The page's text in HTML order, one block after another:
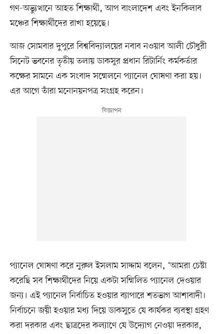
গণ-অভ্যুত্থানে আহত শিক্ষার্থী, আপ বাংলাদেশ এবং ইনকিলাব
মঞ্চের শিক্ষার্থীদের রাখা হয়েছে।
আজ সোমবার দুপুরে বিশ্ববিদ্যালয়ের নবাব নওয়াব আলী চৌধুরী
সিনেট ভবনের তৃতীয় তলায় ডাকসুর প্রধান রিটার্নিং কর্মকর্তার
কক্ষের সামনে এক সংবাদ সম্মেলনে প্যানেল ঘোষণা করা হয়।
এর আগে তাঁরা মনোনয়নপত্র সংগ্রহ করেন।
প্যানেল ঘোষণা করে নুরুল ইসলাম সাদ্দাম বলেন, ‘আমরা চেষ্টা
করেছি সব শিক্ষার্থীদের নিয়ে একটা সম্মিলিত প্যানেল দেওয়ার
জন্য। এই প্যানেল নির্বাচিত হওয়ার ব্যাপারে শতভাগ আশাবাদী।
নির্বাচনে জয়ী হওয়ার মধ্য দিয়ে ডাকসুতে যে কার্যকর ব্যবস্থা গ্রহণ
করা দরকার এবং ছাত্রদের কল্যাণে যে উদ্যোগ নেওয়া দরকার,